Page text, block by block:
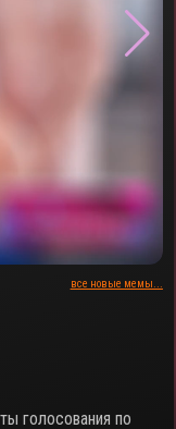
все новые мемы...
голосования по